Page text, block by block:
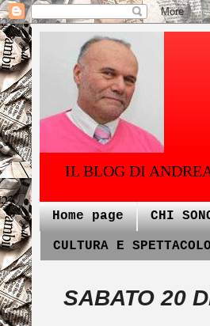
IL BLOG DI
Home page CHI
CULTURA E SPETTACOLO
SABATO 20